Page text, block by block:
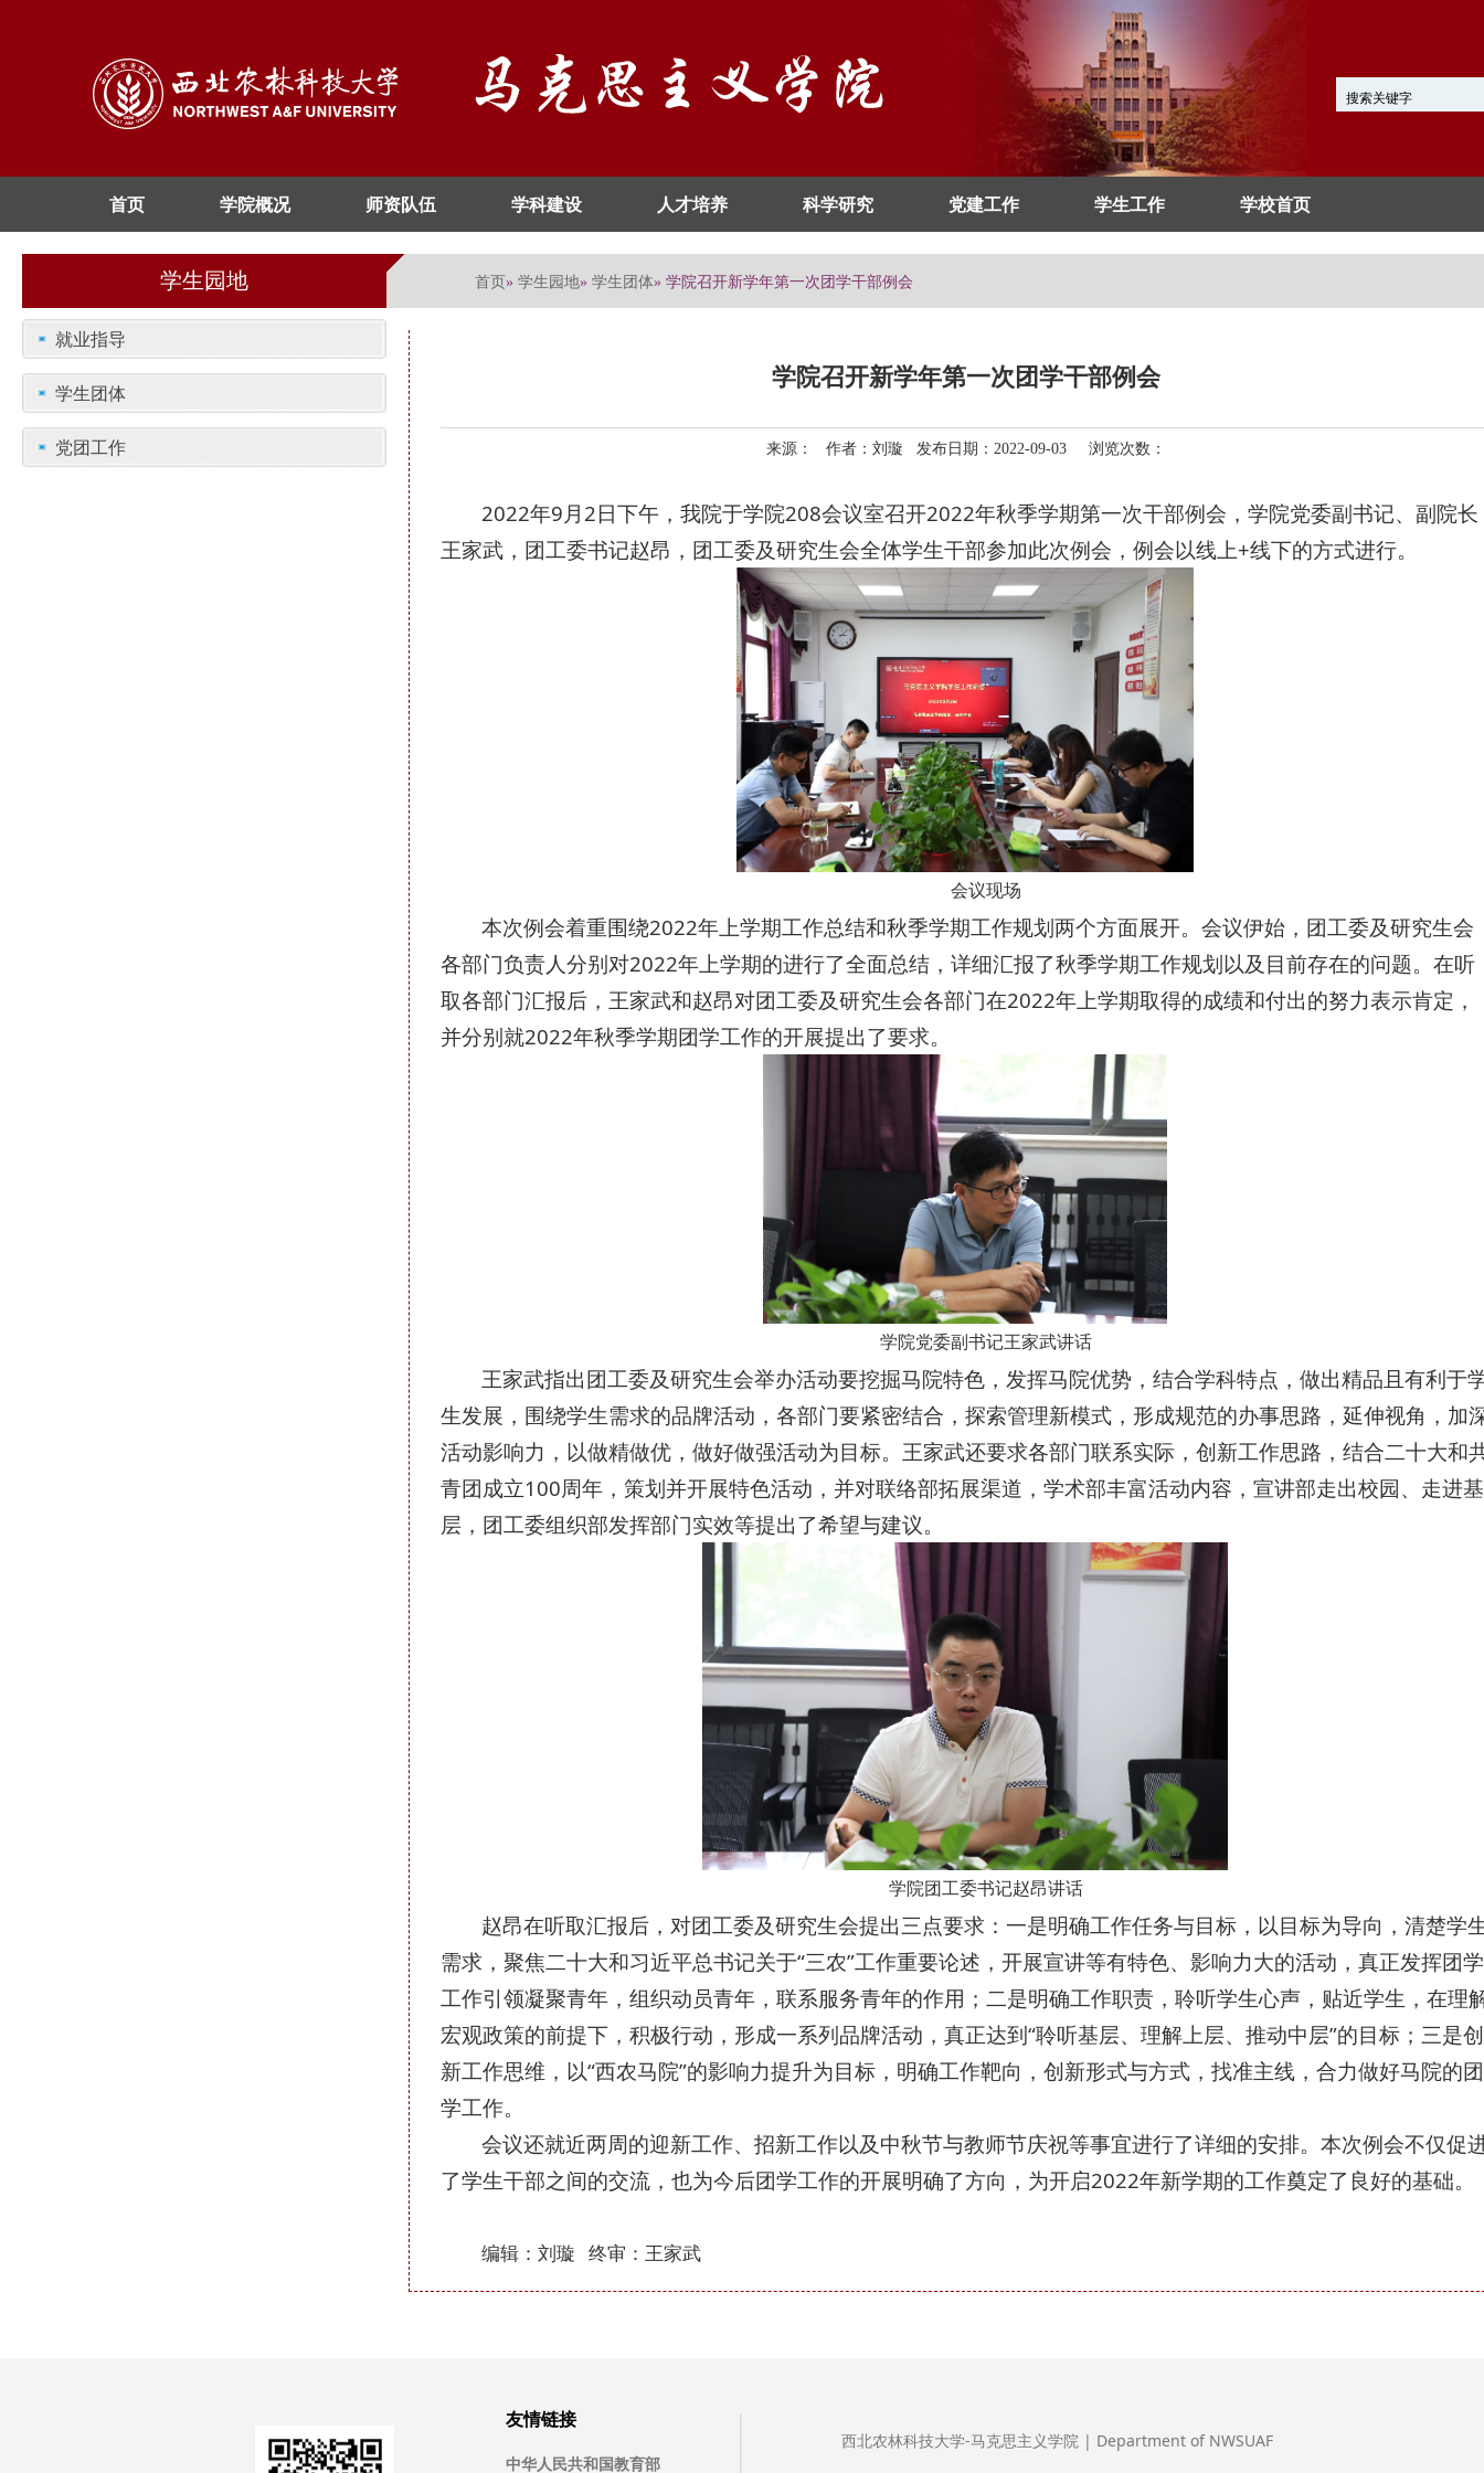
首页 学院概况 师资队伍 学科建设 人才培养 科学研究 党建工作 学生工作 学校首页
学生园地 首页» 学生园地» 学生团体» 学院召开新学年第一次团学干部例会
就业指导
学生团体
党团工作
学院召开新学年第一次团学干部例会
来源： 作者：刘璇 发布日期：2022-09-03 浏览次数：
2022年9月2日下午，我院于学院208会议室召开2022年秋季学期第一次干部例会，学院党委副书记、副院长
王家武，团工委书记赵昂，团工委及研究生会全体学生干部参加此次例会，例会以线上+线下的方式进行。
会议现场
本次例会着重围绕2022年上学期工作总结和秋季学期工作规划两个方面展开。会议伊始，团工委及研究生会
各部门负责人分别对2022年上学期的进行了全面总结，详细汇报了秋季学期工作规划以及目前存在的问题。在听
取各部门汇报后，王家武和赵昂对团工委及研究生会各部门在2022年上学期取得的成绩和付出的努力表示肯定，
并分别就2022年秋季学期团学工作的开展提出了要求。
学院党委副书记王家武讲话
王家武指出团工委及研究生会举办活动要挖掘马院特色，发挥马院优势，结合学科特点，做出精品且有利于
生发展，围绕学生需求的品牌活动，各部门要紧密结合，探索管理新模式，形成规范的办事思路，延伸视角，加
活动影响力，以做精做优，做好做强活动为目标。王家武还要求各部门联系实际，创新工作思路，结合二十大和
青团成立100周年，策划并开展特色活动，并对联络部拓展渠道，学术部丰富活动内容，宣讲部走出校园、走进基
层，团工委组织部发挥部门实效等提出了希望与建议。
学院团工委书记赵昂讲话
赵昂在听取汇报后，对团工委及研究生会提出三点要求：一是明确工作任务与目标，以目标为导向，清楚学
需求，聚焦二十大和习近平总书记关于“三农”工作重要论述，开展宣讲等有特色、影响力大的活动，真正发挥团学
工作引领凝聚青年，组织动员青年，联系服务青年的作用；二是明确工作职责，聆听学生心声，贴近学生，在理
宏观政策的前提下，积极行动，形成一系列品牌活动，真正达到“聆听基层、理解上层、推动中层”的目标；三是创
新工作思维，以“西农马院”的影响力提升为目标，明确工作靶向，创新形式与方式，找准主线，合力做好马院的团
学工作。
会议还就近两周的迎新工作、招新工作以及中秋节与教师节庆祝等事宜进行了详细的安排。本次例会不仅促
了学生干部之间的交流，也为今后团学工作的开展明确了方向，为开启2022年新学期的工作奠定了良好的基础。
编辑：刘璇 终审：王家武
友情链接
中华人民共和国教育部
西北农林科技大学-马克思主义学院 | Department of NWSUAF